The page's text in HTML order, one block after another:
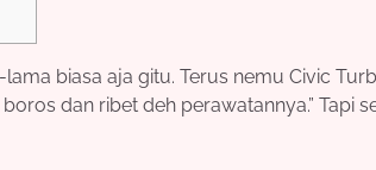
biasa aja gitu. Terus nemu Civic
dan ribet deh perawatannya.” Tapi